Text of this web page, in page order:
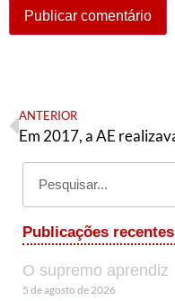
ANTERIOR
Publicações recentes
O supremo aprendiz
5 de agosto de 2026